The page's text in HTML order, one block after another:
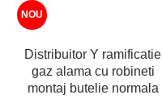
NOU
Distribuitor Y ramificatie
gaz alama cu robineti
montaj butelie normala